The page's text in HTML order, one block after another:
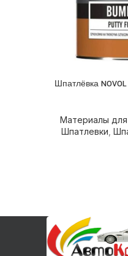
ПОДРОБНЕЕ
Шпатлёвка
Материалы для
Шпатлевки